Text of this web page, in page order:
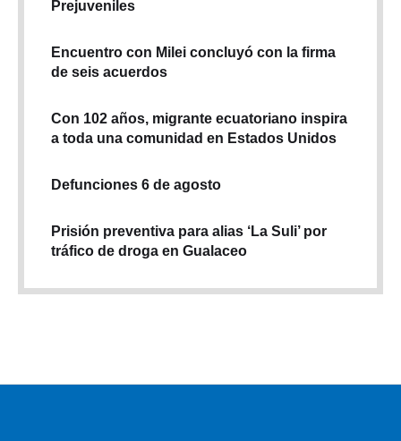
Prejuveniles
Encuentro con Milei concluyó con la firma
de seis acuerdos
Con 102 años, migrante ecuatoriano inspira
a toda una comunidad en Estados Unidos
Defunciones 6 de agosto
Prisión preventiva para alias ‘La Suli’ por
tráfico de droga en Gualaceo